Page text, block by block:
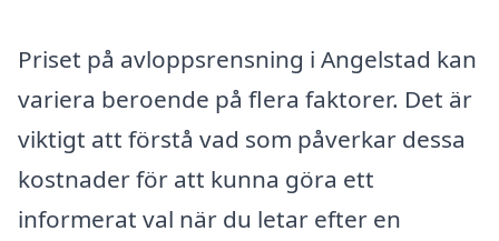
Priset på avloppsrensning i Angelstad kan
variera beroende på flera faktorer. Det är
viktigt att förstå vad som påverkar dessa
kostnader för att kunna göra ett
informerat val när du letar efter en